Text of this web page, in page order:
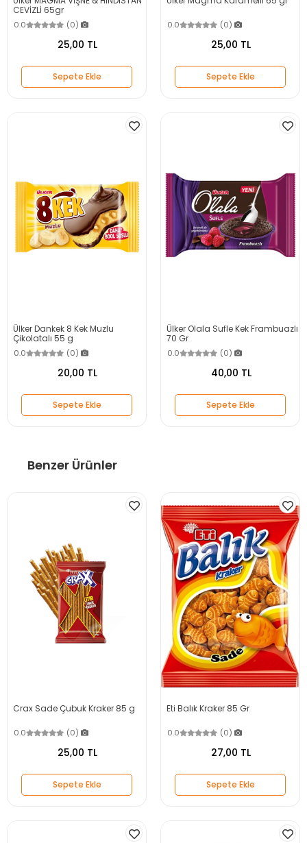
CEVİZLİ 65gr
0.0 (0)
25,00 TL
Sepete Ekle
0.0 (0)
25,00 TL
Sepete Ekle
Ülker Dankek 8 Kek Muzlu
Çikolatalı 55 g
0.0 (0)
20,00 TL
Sepete Ekle
Ülker Olala Sufle Kek Frambuazlı
70 Gr
0.0 (0)
40,00 TL
Sepete Ekle
Benzer Ürünler
Crax Sade Çubuk Kraker 85 g
0.0 (0)
25,00 TL
Sepete Ekle
Eti Balık Kraker 85 Gr
0.0 (0)
27,00 TL
Sepete Ekle